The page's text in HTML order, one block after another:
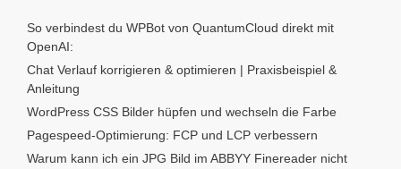
So verbindest du WPBot von QuantumCloud direkt mit
OpenAI:
Chat Verlauf korrigieren & optimieren | Praxisbeispiel &
Anleitung
WordPress CSS Bilder hüpfen und wechseln die Farbe
Pagespeed-Optimierung: FCP und LCP verbessern
Warum kann ich ein JPG Bild im ABBYY Finereader nicht